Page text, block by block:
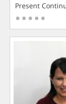
Present